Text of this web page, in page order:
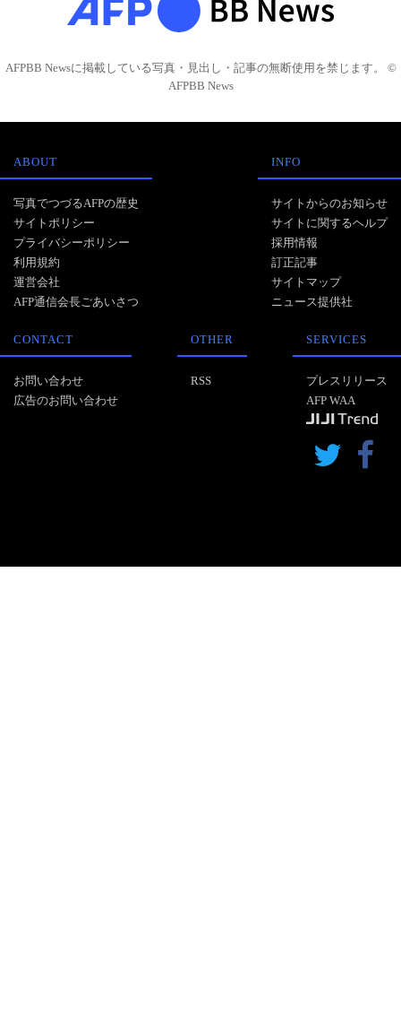
AFPBB Newsに掲載している写真・見出し・記事の無断使用を禁じます。 ©
AFPBB News
ABOUT
写真でつづるAFPの歴史
サイトポリシー
プライバシーポリシー
利用規約
運営会社
AFP通信会長ごあいさつ
INFO
サイトからのお知らせ
サイトに関するヘルプ
採用情報
訂正記事
サイトマップ
ニュース提供社
CONTACT
お問い合わせ
広告のお問い合わせ
OTHER
RSS
SERVICES
プレスリリース
AFP WAA